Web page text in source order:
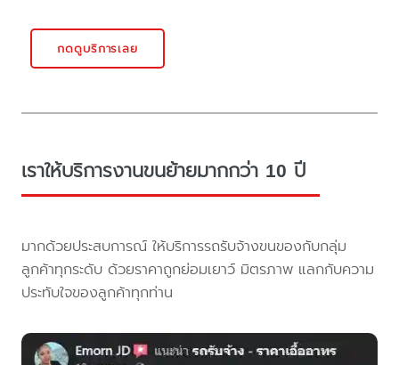
กดดูบริการเลย
เราให้บริการงานขนย้ายมากกว่า 10 ปี
มากด้วยประสบการณ์ ให้บริการรถรับจ้างขนของกับกลุ่ม
ลูกค้าทุกระดับ ด้วยราคาถูกย่อมเยาว์ มิตรภาพ แลกกับความ
ประทับใจของลูกค้าทุกท่าน